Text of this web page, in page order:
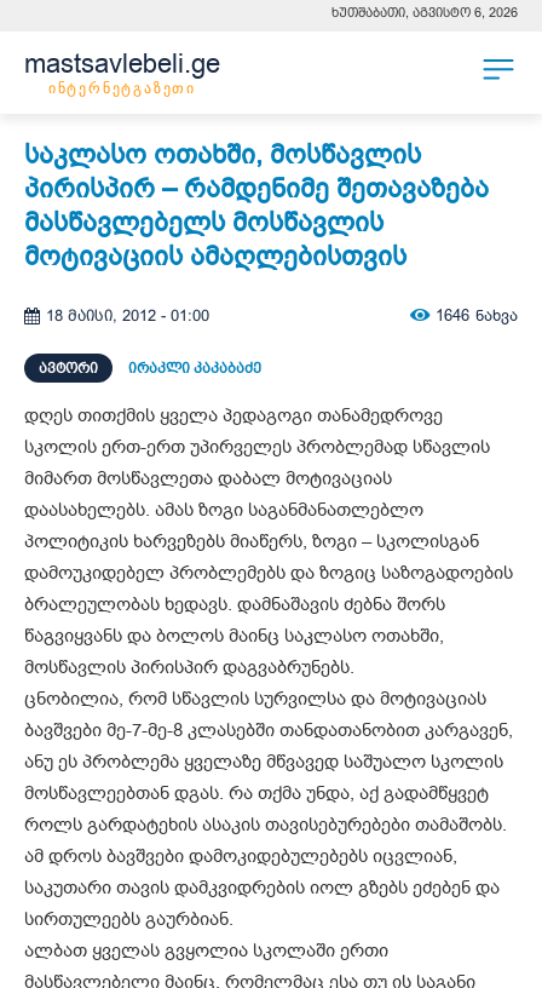
ხუთშაბათი, აგვისტო 6, 2026
mastsavlebeli.ge
ინტერნეტგაზეთი
საკლასო ოთახში, მოსწავლის
პირისპირ – რამდენიმე შეთავაზება
მასწავლებელს მოსწავლის
მოტივაციის ამაღლებისთვის
18 მაისი, 2012 - 01:00 1646 ნახვა
ᲐᲕᲢᲝᲠᲘ ირაკლი კაკაბაძე
დღეს თითქმის ყველა პედაგოგი თანამედროვე
სკოლის ერთ-ერთ უპირველეს პრობლემად სწავლის
მიმართ მოსწავლეთა დაბალ მოტივაციას
დაასახელებს. ამას ზოგი საგანმანათლებლო
პოლიტიკის ხარვეზებს მიაწერს, ზოგი – სკოლისგან
დამოუკიდებელ პრობლემებს და ზოგიც საზოგადოების
ბრალეულობას ხედავს. დამნაშავის ძებნა შორს
წაგვიყვანს და ბოლოს მაინც საკლასო ოთახში,
მოსწავლის პირისპირ დაგვაბრუნებს.
ცნობილია, რომ სწავლის სურვილ­სა და მოტივაციას
ბავშვები მე-7-მე-8 კლასებში თანდათანობით კარგავენ,
ანუ ეს პრობლემა ყველაზე მწვავედ საშუალო სკოლის
მოსწავლეებთან დგას. რა თქმა უნდა, აქ გადამწყ­ვეტ
როლს გარდატეხის ასაკის თავისე­ბურებები თამაშობს.
ამ დროს ბავშ­­ვები დამოკიდებულებებს იცვლიან,
საკუთარი თავის დამკვიდრების იოლ გზებს ეძებენ და
სირთულეებს გაურბიან.
ალბათ ყველას გვყოლია სკოლაში ერთი
მასწავლებელი მაინც, რომელ­­მაც ესა თუ ის საგანი